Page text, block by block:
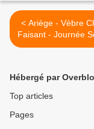
< Ariège - Vèbre Chemins
Faisant - Journée
29 janvier
Hébergé par
Top articles
Pages